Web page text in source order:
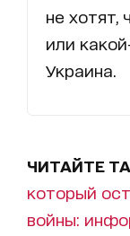
не хотят,
или
Украина.
ЧИТАЙТЕ
который
войны: